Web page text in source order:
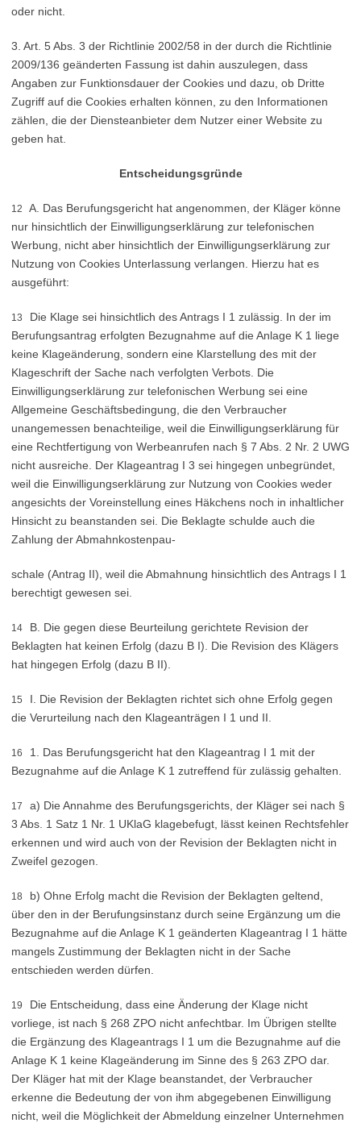
oder nicht.
3. Art. 5 Abs. 3 der Richtlinie 2002/58 in der durch die Richtlinie
2009/136 geänderten Fassung ist dahin auszulegen, dass
Angaben zur Funktionsdauer der Cookies und dazu, ob Dritte
Zugriff auf die Cookies erhalten können, zu den Informationen
zählen, die der Diensteanbieter dem Nutzer einer Website zu
geben hat.
Entscheidungsgründe
12
A. Das Berufungsgericht hat angenommen, der Kläger könne
nur hinsichtlich der Einwilligungserklärung zur telefonischen
Werbung, nicht aber hinsichtlich der Einwilligungserklärung zur
Nutzung von Cookies Unterlassung verlangen. Hierzu hat es
ausgeführt:
13
Die Klage sei hinsichtlich des Antrags I 1 zulässig. In der im
Berufungsantrag erfolgten Bezugnahme auf die Anlage K 1 liege
keine Klageänderung, sondern eine Klarstellung des mit der
Klageschrift der Sache nach verfolgten Verbots. Die
Einwilligungserklärung zur telefonischen Werbung sei eine
Allgemeine Geschäftsbedingung, die den Verbraucher
unangemessen benachteilige, weil die Einwilligungserklärung für
eine Rechtfertigung von Werbeanrufen nach § 7 Abs. 2 Nr. 2 UWG
nicht ausreiche. Der Klageantrag I 3 sei hingegen unbegründet,
weil die Einwilligungserklärung zur Nutzung von Cookies weder
angesichts der Voreinstellung eines Häkchens noch in inhaltlicher
Hinsicht zu beanstanden sei. Die Beklagte schulde auch die
Zahlung der Abmahnkostenpau-
schale (Antrag II), weil die Abmahnung hinsichtlich des Antrags I 1
berechtigt gewesen sei.
14
B. Die gegen diese Beurteilung gerichtete Revision der
Beklagten hat keinen Erfolg (dazu B I). Die Revision des Klägers
hat hingegen Erfolg (dazu B II).
15
I. Die Revision der Beklagten richtet sich ohne Erfolg gegen
die Verurteilung nach den Klageanträgen I 1 und II.
16
1. Das Berufungsgericht hat den Klageantrag I 1 mit der
Bezugnahme auf die Anlage K 1 zutreffend für zulässig gehalten.
17
a) Die Annahme des Berufungsgerichts, der Kläger sei nach §
3 Abs. 1 Satz 1 Nr. 1 UKlaG klagebefugt, lässt keinen Rechtsfehler
erkennen und wird auch von der Revision der Beklagten nicht in
Zweifel gezogen.
18
b) Ohne Erfolg macht die Revision der Beklagten geltend,
über den in der Berufungsinstanz durch seine Ergänzung um die
Bezugnahme auf die Anlage K 1 geänderten Klageantrag I 1 hätte
mangels Zustimmung der Beklagten nicht in der Sache
entschieden werden dürfen.
19
Die Entscheidung, dass eine Änderung der Klage nicht
vorliege, ist nach § 268 ZPO nicht anfechtbar. Im Übrigen stellte
die Ergänzung des Klageantrags I 1 um die Bezugnahme auf die
Anlage K 1 keine Klageänderung im Sinne des § 263 ZPO dar.
Der Kläger hat mit der Klage beanstandet, der Verbraucher
erkenne die Bedeutung der von ihm abgegebenen Einwilligung
nicht, weil die Möglichkeit der Abmeldung einzelner Unternehmen